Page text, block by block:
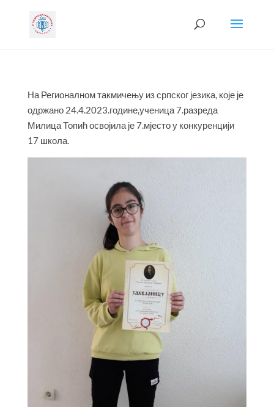
На Регионалном такмичењу из српског језика, које је
одржано 24.4.2023.године,ученица 7.разреда
Милица Топић освојила је 7.мјесто у конкуренцији
17 школа.